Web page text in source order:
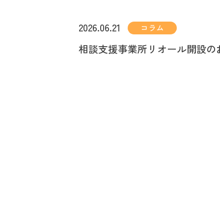
2026.06.21 コラム
相談支援事業所リオール開設の